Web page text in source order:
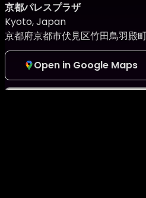
◆2023年11月25日(土)~26日(日)
会場：品川インターシティホー
〒108-0075 東京都港区港南2-
2023年11月25日(土)
開場：14：00
開演：14：30
京都パレスプラザ
Kyoto, Japan
京都府京都市伏見区竹田鳥羽殿
Open in Google Maps